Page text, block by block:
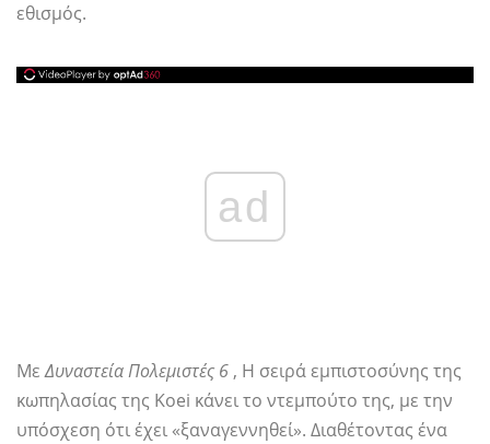
εθισμός.
ad
ΜεΔυναστεία Πολεμιστές 6 , Η σειρά εμπιστοσύνης της
κωπηλασίας της Koei κάνει το ντεμπούτο της, με την
υπόσχεση ότι έχει «ξαναγεννηθεί». Διαθέτοντας ένα